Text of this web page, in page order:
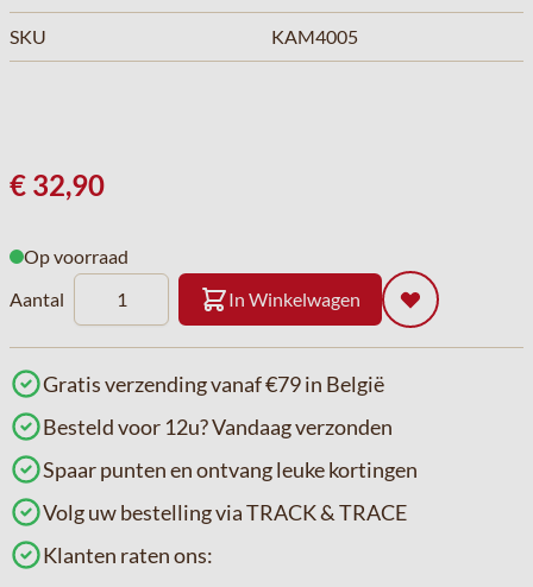
SKU KAM4005
€ 32,90
Op voorraad
Aantal
In Winkelwagen
Gratis verzending vanaf €79 in België
Besteld voor 12u? Vandaag verzonden
Spaar punten en ontvang leuke kortingen
Volg uw bestelling via TRACK & TRACE
Klanten raten ons: